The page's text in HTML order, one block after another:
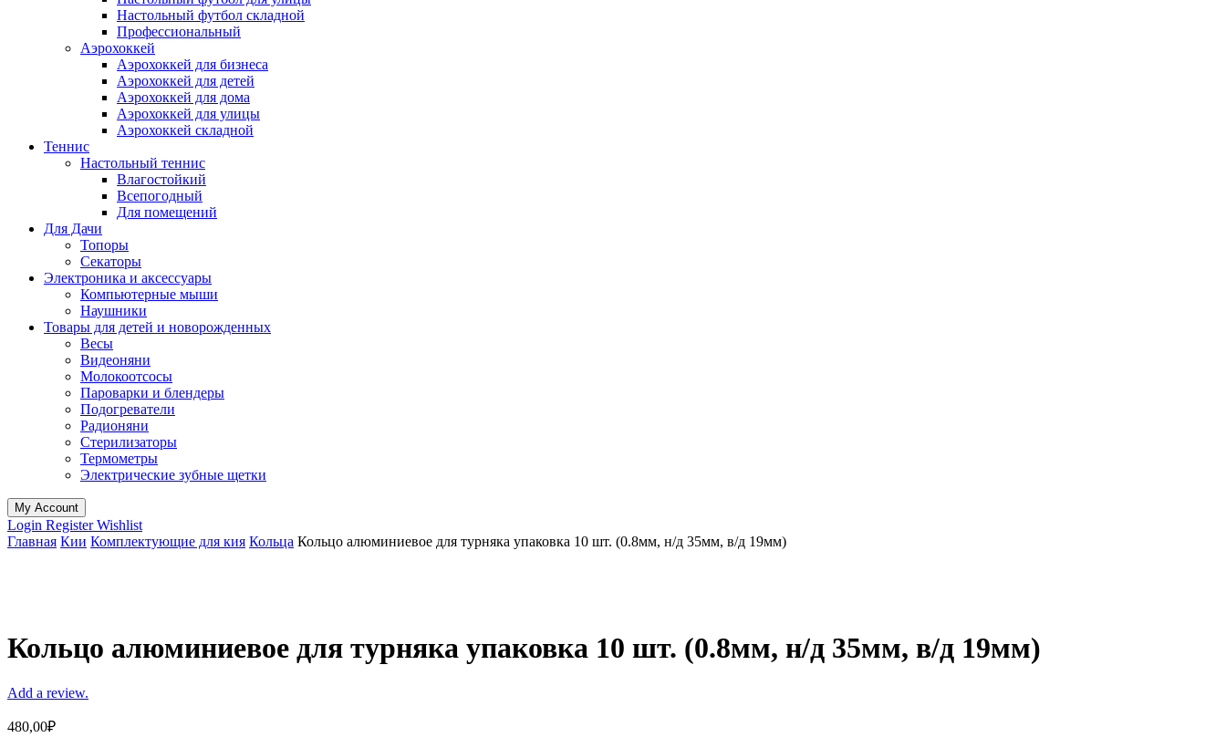
Настольный футбол складной
Профессиональный
Аэрохоккей
Аэрохоккей для бизнеса
Аэрохоккей для детей
Аэрохоккей для дома
Аэрохоккей для улицы
Аэрохоккей складной
Теннис
Настольный теннис
Влагостойкий
Всепогодный
Для помещений
Для Дачи
Топоры
Секаторы
Электроника и аксессуары
Компьютерные мыши
Наушники
Товары для детей и новорожденных
Весы
Видеоняни
Молокоотсосы
Пароварки и блендеры
Подогреватели
Радионяни
Стерилизаторы
Термометры
Электрические зубные щетки
My Account
Login RegisterWishlist
Главная Кии Комплектующие для кия Кольца Кольцо алюминиевое для турняка упаковка 10 шт. (0.8мм, н/д 35мм, в/д 19мм)
Кольцо алюминиевое для турняка упаковка 10 шт. (0.8мм, н/д 35мм, в/д 19мм)
Add a review.
480,00₽